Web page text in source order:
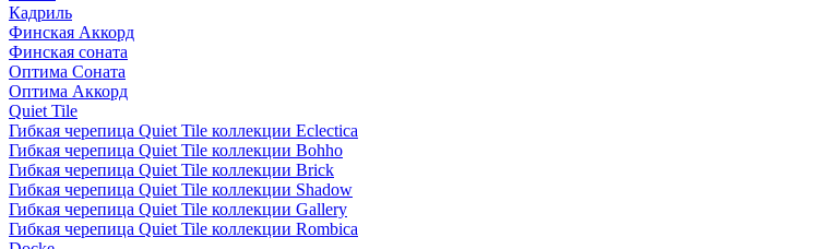
Кадриль
Финская Аккорд
Финская соната
Оптима Соната
Оптима Аккорд
Quiet Tile
Гибкая черепица Quiet Tile коллекции Eclectica
Гибкая черепица Quiet Tile коллекции Bohho
Гибкая черепица Quiet Tile коллекции Brick
Гибкая черепица Quiet Tile коллекции Shadow
Гибкая черепица Quiet Tile коллекции Gallery
Гибкая черепица Quiet Tile коллекции Rombica